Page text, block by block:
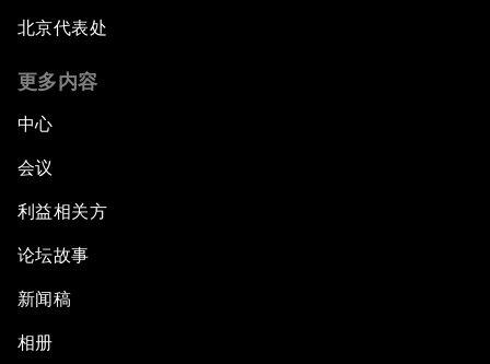
北京代表处
更多内容
中心
会议
利益相关方
论坛故事
新闻稿
相册